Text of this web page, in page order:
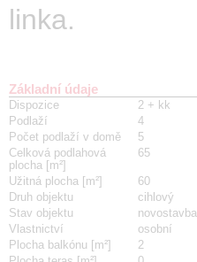
linka.
Základní údaje
Dispozice
2 + kk
Podlaží
4
Počet podlaží v domě
5
Celková podlahová
plocha [m²]
65
Užitná plocha [m²]
60
Druh objektu
cihlový
Stav objektu
novostavba
Vlastnictví
osobní
Plocha balkónu [m²]
2